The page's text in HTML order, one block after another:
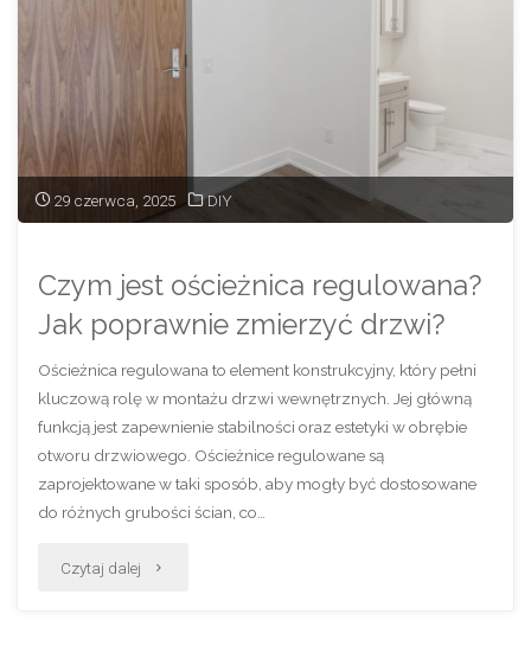
może
29 czerwca, 2025
DIY
Czym jest ościeżnica regulowana?
Jak poprawnie zmierzyć drzwi?
Ościeżnica regulowana to element konstrukcyjny, który pełni
kluczową rolę w montażu drzwi wewnętrznych. Jej główną
funkcją jest zapewnienie stabilności oraz estetyki w obrębie
otworu drzwiowego. Ościeżnice regulowane są
zaprojektowane w taki sposób, aby mogły być dostosowane
do różnych grubości ścian, co…
Czytaj dalej "Czym